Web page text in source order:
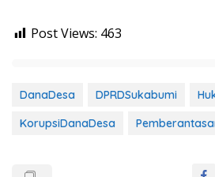
Post Views: 463
DanaDesa DPRDSukabumi
KorupsiDanaDesa